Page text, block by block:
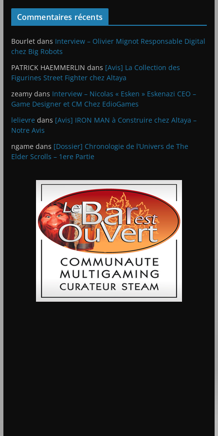
Commentaires récents
Bourletdans Interview – Olivier Mignot Responsable Digital
chez Big Robots
PATRICK HAEMMERLIN dans [Avis] La Collection des
Figurines Street Fighter chez Altaya
zeamydans Interview – Nicolas « Esken » Eskenazi CEO –
Game Designer et CM Chez EdioGames
lelievre dans [Avis] IRON MAN à Construire chez Altaya –
Notre Avis
ngame dans [Dossier] Chronologie de l’Univers de The
Elder Scrolls – 1ere Partie